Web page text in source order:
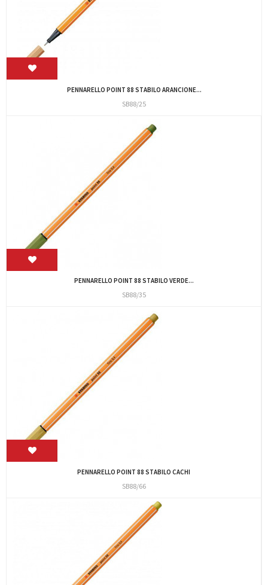
PENNARELLO POINT 88 STABILO ARANCIONE...
SB88/25
PENNARELLO POINT 88 STABILO VERDE...
SB88/35
PENNARELLO POINT 88 STABILO CACHI
SB88/66